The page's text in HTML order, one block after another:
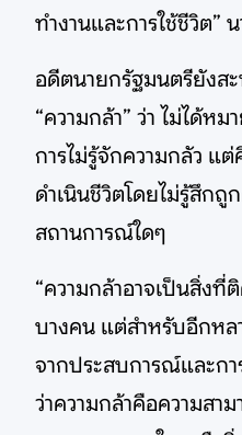
ทำงานและการใช้ชีวิต”
อดีตนายกรัฐมนตรียังส
“ความกล้า” ว่า ไม่ได้ห
การไม่รู้จักความกลัว แต่
ดำเนินชีวิตโดยไม่รู้สึก
สถานการณ์ใดๆ
“ความกล้าอาจเป็นสิ่งที่
บางคน แต่สำหรับอีกห
จากประสบการณ์และก
ว่าความกล้าคือความสา